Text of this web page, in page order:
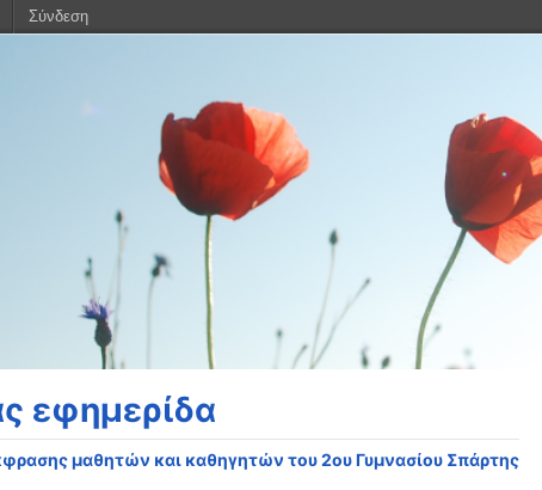
εφημερίδα
μαθητών και καθηγητών του 2ου Γυμνασίου Σπάρτης
Σύνδεση